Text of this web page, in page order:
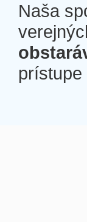
Naša